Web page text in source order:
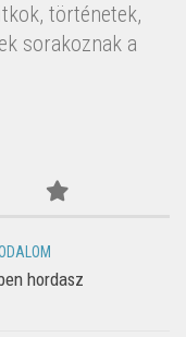
történetek,
sorakoznak a
hordasz